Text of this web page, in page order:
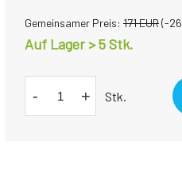
Gemeinsamer Preis: 171EUR(-26
Auf Lager > 5Stk.
- + Stk.